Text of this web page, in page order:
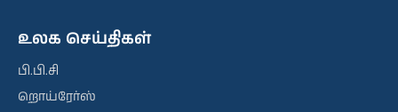
உலக செய்திகள்
பி.பி.சி
றொய்ரேர்ஸ்